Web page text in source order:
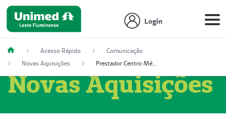
Login
Acesso Rápido
Comunicação
Novas Aquisições
Prestador Centro Médico Vitória Ltda, 51004350-4: Centro Médico Vitória Ltda (Nome Fantasia: Policlínica Master)
Novas Aquisições